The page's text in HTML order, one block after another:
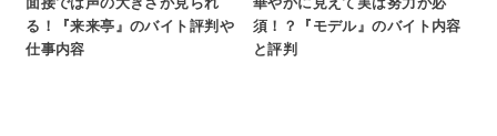
面接では声の大きさが見られ
る！『来来亭』のバイト評判や
仕事内容
華やかに見えて実は努力が必
須！？『モデル』のバイト内容
と評判